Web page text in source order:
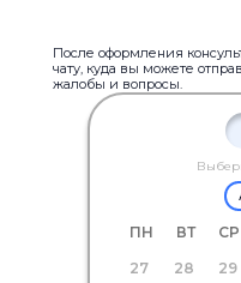
После оформления
чату, куда вы можете
жалобы и вопросы.
ПН ВТ СР
27
28 29